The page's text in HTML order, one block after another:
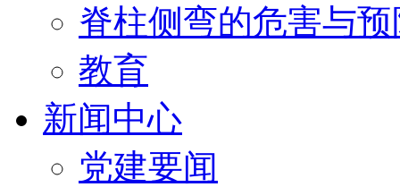
脊柱侧弯的危害与预
教育
新闻中心
党建要闻